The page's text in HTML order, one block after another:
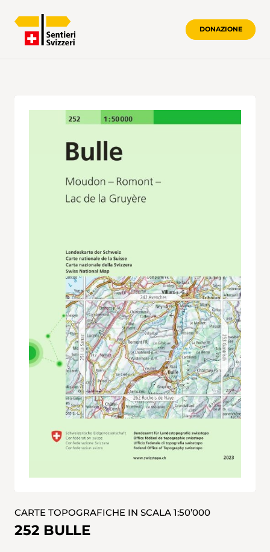
DONAZIONE
CARTE TOPOGRAFICHE IN SCALA 1:50’000
252 BULLE